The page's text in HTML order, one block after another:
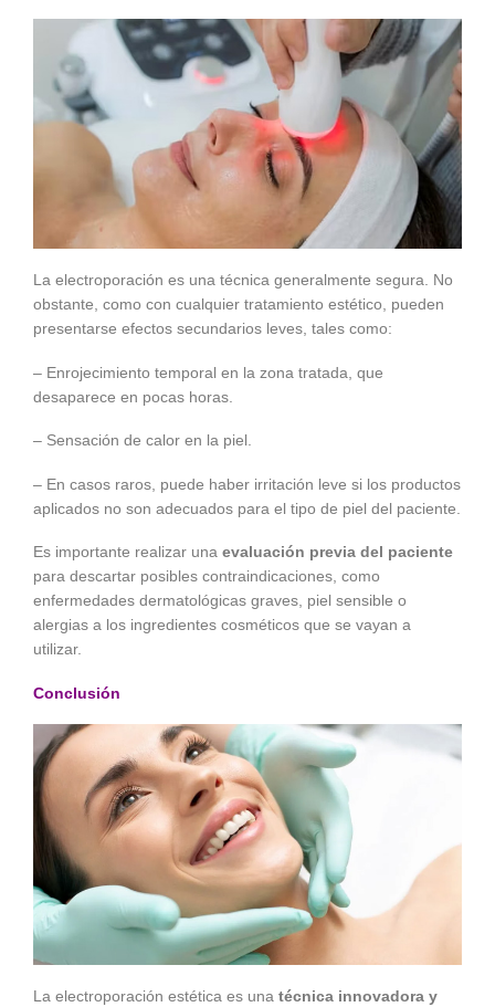
La electroporación es una técnica generalmente segura. No
obstante, como con cualquier tratamiento estético, pueden
presentarse efectos secundarios leves, tales como:
– Enrojecimiento temporal en la zona tratada, que
desaparece en pocas horas.
– Sensación de calor en la piel.
– En casos raros, puede haber irritación leve si los productos
aplicados no son adecuados para el tipo de piel del paciente.
Es importante realizar una evaluación previa del paciente
para descartar posibles contraindicaciones, como
enfermedades dermatológicas graves, piel sensible o
alergias a los ingredientes cosméticos que se vayan a
utilizar.
Conclusión
La electroporación estética es una técnica innovadora y